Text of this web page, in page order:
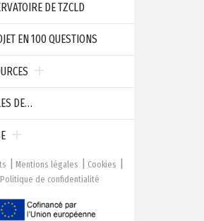
DE TZCLD
EN 100 QUESTIONS
DE…
Mentions légales
Cookies
Politique de confidentialité